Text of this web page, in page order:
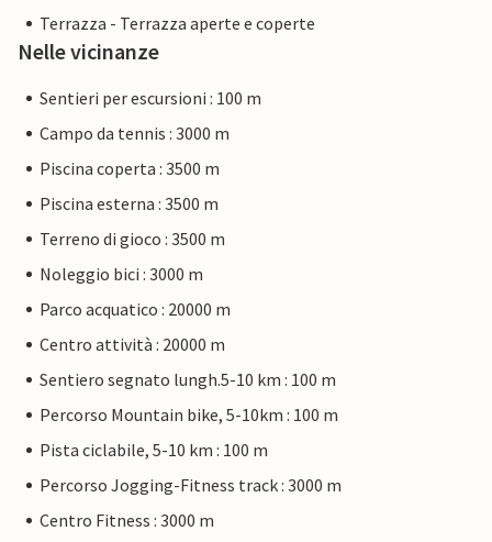
Terrazza - Terrazza aperte e coperte
Nelle vicinanze
Sentieri per escursioni : 100 m
Campo da tennis : 3000 m
Piscina coperta : 3500 m
Piscina esterna : 3500 m
Terreno di gioco : 3500 m
Noleggio bici : 3000 m
Parco acquatico : 20000 m
Centro attività : 20000 m
Sentiero segnato lungh.5-10 km : 100 m
Percorso Mountain bike, 5-10km : 100 m
Pista ciclabile, 5-10 km : 100 m
Percorso Jogging-Fitness track : 3000 m
Centro Fitness : 3000 m